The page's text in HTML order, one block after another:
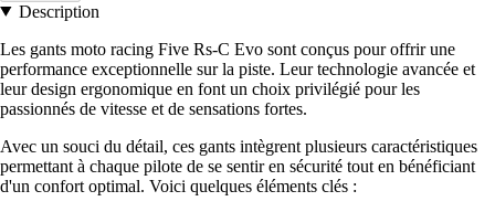
Description
Les gants moto racing Five Rs-C Evo sont conçus pour offrir une
performance exceptionnelle sur la piste. Leur technologie avancée et
leur design ergonomique en font un choix privilégié pour les
passionnés de vitesse et de sensations fortes.
Avec un souci du détail, ces gants intègrent plusieurs caractéristiques
permettant à chaque pilote de se sentir en sécurité tout en bénéficiant
d'un confort optimal. Voici quelques éléments clés :